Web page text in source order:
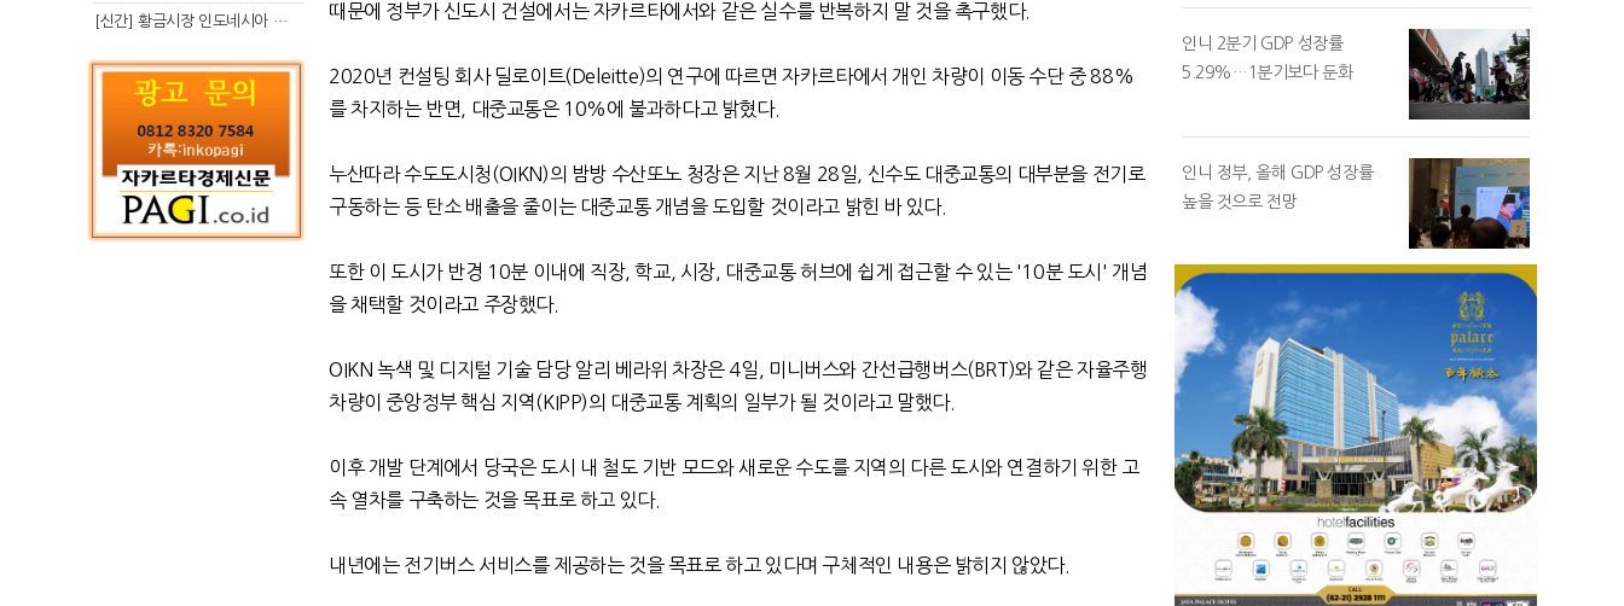
[신간] 황금시장 인도네시아 슈퍼리치의 성공 수업
때문에 정부가 신도시 건설에서는 자카르타에서와 같은 실수를 반복하지 말 것을 촉구했다.
2020년 컨설팅 회사 딜로이트(Deleitte)의 연구에 따르면 자카르타에서 개인 차량이 이동 수단 중88%
를 차지하는 반면
대중교통은10%에 불과하다고 밝혔다.
누산따라 수도도시청(OIKN)의 밤방 수산또노 청장은 지난8월 28일
신수도 대중교통의 대부분을 전기로
구동하는 등 탄소 배출을 줄이는 대중교통 개념을 도입할 것이라고 밝힌 바 있다.
또한 이 도시가 반경 10분 이내에 직장,학교 시장 대중교통 허브에 쉽게 접근할 수 있는'10분 도시 ' 개념
을 채택할 것이라고 주장했다.
OIKN 녹색 및 디지털 기술 담당 알리 베라위 차장은 4일 미니버스와 간선급행버스(BRT)와 같은 자율주행
차량이 중앙정부 핵심 지역(KIPP)의 대중교통 계획의 일부가 될 것이라고 말했다.
이후 개발 단계에서 당국은 도시 내 철도 기반 모드와 새로운 수도를 지역의 다른 도시와 연결하기 위한 고
속 열차를 구축하는 것을 목표로 하고 있다.
내년에는 전기버스 서비스를 제공하는 것을 목표로 하고 있다며 구체적인 내용은 밝히지 않았다.
인니 2분기 GDP 성장률
5.29%…1분기보다 둔화
인니 정부, 올해 GDP 성장률
높을 것으로 전망